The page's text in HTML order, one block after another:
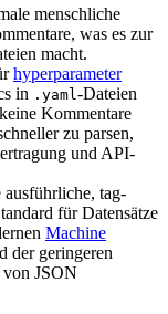
menschliche
was es zur
macht.
hyperparameter
in .yaml -Dateien
Kommentare
zu parsen,
und API-
tag-
für Datensätze
Machine
der geringeren
von JSON